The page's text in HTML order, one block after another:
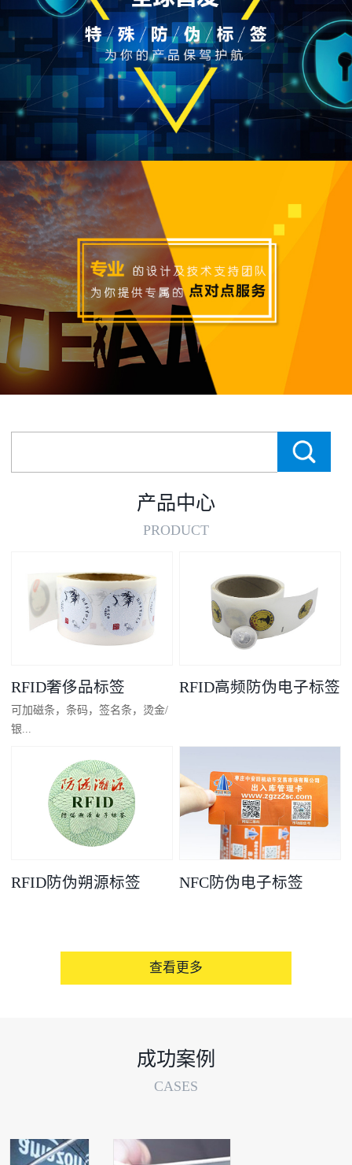
产品中心
PRODUCT
RFID奢侈品标签
可加磁条，条码，签名条，烫金/
银...
凸码，金/银底
RFID高频防伪电子标签
RFID防伪朔源标签 NFC防伪电子标签
查看更多
成功案例
CASES